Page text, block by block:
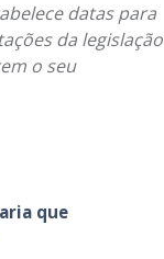
datas para
da legislação
o seu
que